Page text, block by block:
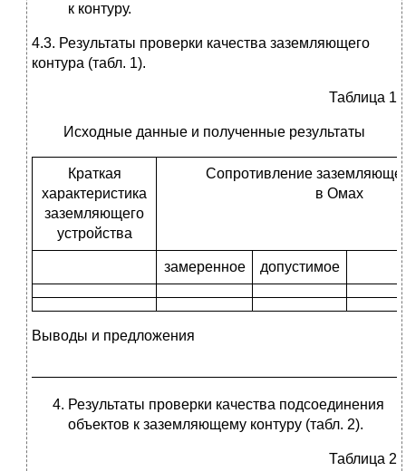
к контуру.
4.3. Результаты проверки качества заземляющего
контура (табл. 1).
Таблица 1
Исходные данные и полученные результаты
Краткая
характеристика
заземляющего
устройства
Сопротивление
в Омах
замеренное допустимое
Выводы и предложения
Результаты проверки качества подсоединения
объектов к заземляющему контуру (табл. 2).
Таблица 2